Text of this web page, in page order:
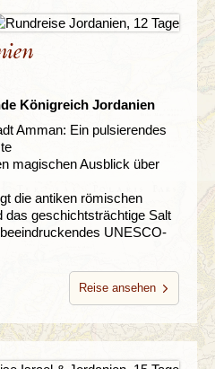
Königreich Jordanien
Amman: Ein pulsierendes
magischen Ausblick über
die antiken römischen
das geschichtsträchtige Salt
UNESCO-
Reise ansehen